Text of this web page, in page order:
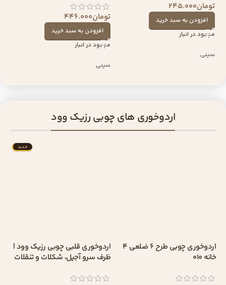
تومان245.000
افزودن به سبد خرید
موجود در انبار
سینی
تومان446.000
افزودن به سبد خرید
موجود در انبار
سینی
اردوخوری های چوبی رزیک وود
اردوخوری چوبی طرح 6 ضلعی 4
خانه 010
جدید
اردوخوری قلبی چوبی رزیک وود |
ظرف سرو آجیل، شکلات و تنقلات